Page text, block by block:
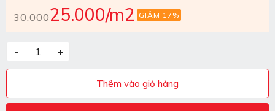
30.00025.000/m2 GIẢM 17%
- +
Thêm vào giỏ hàng